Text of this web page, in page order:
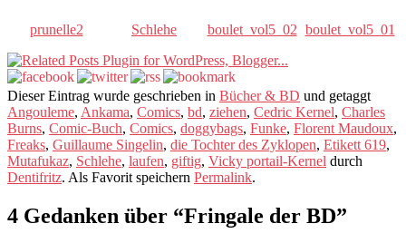
prunelle2 Schlehe boulet_vol5_02 boulet_vol5_01
Dieser Eintrag wurde geschrieben in Bücher & BD und getaggt
Angouleme, Ankama, Comics, bd, ziehen, Cedric Kernel, Charles
Burns, Comic-Buch, Comics, doggybags, Funke, Florent Maudoux,
Freaks, Guillaume Singelin, die Tochter des Zyklopen, Etikett 619,
Mutafukaz, Schlehe, laufen, giftig, Vicky portail-Kernel durch
Dentifritz. Als Favorit speichern Permalink.
4 Gedanken über “Fringale der BD”